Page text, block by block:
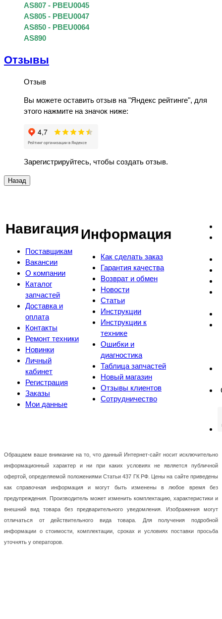
AS807 - PBEU0045
AS805 - PBEU0047
AS850 - PBEU0064
AS890
Отзывы
Отзыв
Вы можете оставить отзыв на "Яндекс рейтинге", для
этого нажмите на значок ниже:
Зарегистрируйтесь, чтобы создать отзыв.
Навигация
Поставщикам
Вакансии
О компании
Каталог
запчастей
Доставка и
оплата
Контакты
Ремонт техники
Новинки
Личный
кабинет
Регистрация
Заказы
Мои данные
Информация
Как сделать заказ
Гарантия качества
Возврат и обмен
Новости
Статьи
Инструкции
Инструкции к
технике
Ошибки и
диагностика
Таблица запчастей
Новый магазин
Отзывы клиентов
Сотрудничество
Обращаем ваше внимание на то, что данный Интернет-сайт носит исключительно
информационный характер и ни при каких условиях не является публичной
офертой, определяемой положениями Статьи 437 ГК РФ. Цены на сайте приведены
как справочная информация и могут быть изменены в любое время без
предупреждения. Производитель может изменить комплектацию, характеристики и
внешний вид товара без предварительного уведомления. Изображения могут
отличаться от действительного вида товара. Для получения подробной
информации о стоимости, комплектации, сроках и условиях поставки просьба
уточнять у операторов.